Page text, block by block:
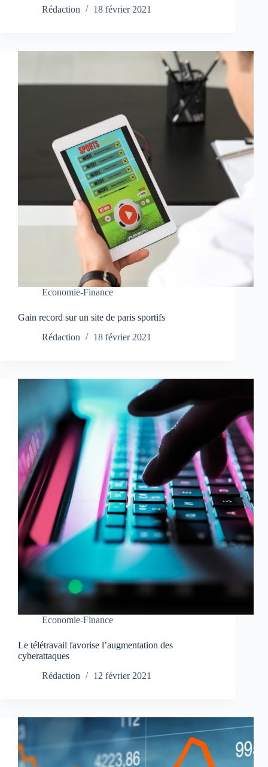
Rédaction
18 février 2021
Economie-Finance
Gain record sur un site de paris sportifs
Rédaction
18 février 2021
Economie-Finance
Le télétravail favorise l’augmentation des
cyberattaques
Rédaction
12 février 2021